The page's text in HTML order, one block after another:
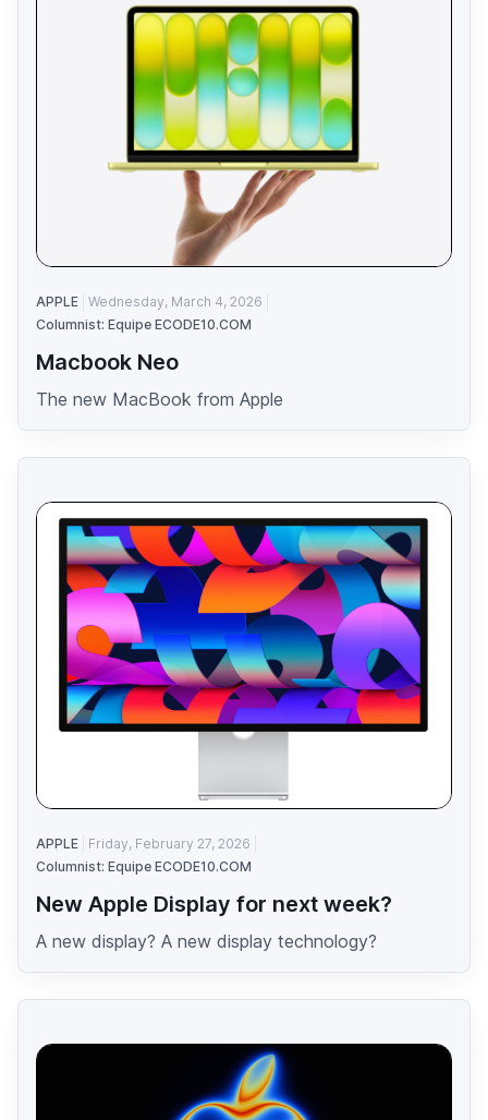
APPLE Wednesday, March 4, 2026
Columnist: Equipe ECODE10.COM
Macbook Neo
The new MacBook from Apple
APPLE
Friday, February 27, 2026
Columnist: Equipe ECODE10.COM
New Apple Display for next week?
A new display? A new display technology?